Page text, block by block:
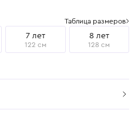
Таблица размеров
7 лет
122 см
8 лет
128 см